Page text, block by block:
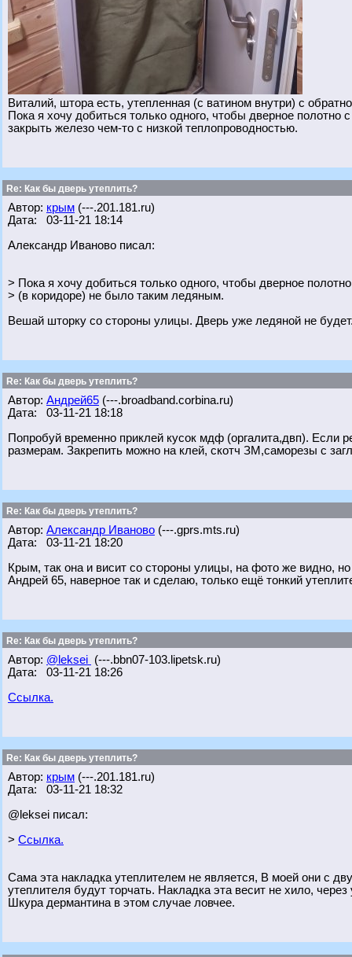
Виталий, штора есть, утепленная (с ватином внутри) с
Пока я хочу добиться только одного, чтобы дверное
закрыть железо чем-то с низкой теплопроводностью.
Re: Как бы дверь утеплить?
Автор: крым (---.201.181.ru)
Дата: 03-11-21 18:14
Александр Иваново писал:
> Пока я хочу добиться только одного, чтобы дверное
> (в коридоре) не было таким ледяным.
Вешай шторку со стороны улицы. Дверь уже ледяной не
Re: Как бы дверь утеплить?
Автор: Андрей65 (---.broadband.corbina.ru)
Дата: 03-11-21 18:18
Попробуй временно приклей кусок мдф (оргалита,двп). Если
размерам. Закрепить можно на клей, скотч ЗМ,саморезы с
Re: Как бы дверь утеплить?
Автор: Александр Иваново (---.gprs.mts.ru)
Дата: 03-11-21 18:20
Крым, так она и висит со стороны улицы, на фото же видно,
Андрей 65, наверное так и сделаю, только ещё тонкий
Re: Как бы дверь утеплить?
Автор: @leksei (---.bbn07-103.lipetsk.ru)
Дата: 03-11-21 18:26
Ссылка.
Re: Как бы дверь утеплить?
Автор: крым (---.201.181.ru)
Дата: 03-11-21 18:32
@leksei писал:
> Ссылка.
Сама эта накладка утеплителем не является, В моей они с
утеплителя будут торчать. Накладка эта весит не хило,
Шкура дермантина в этом случае ловчее.